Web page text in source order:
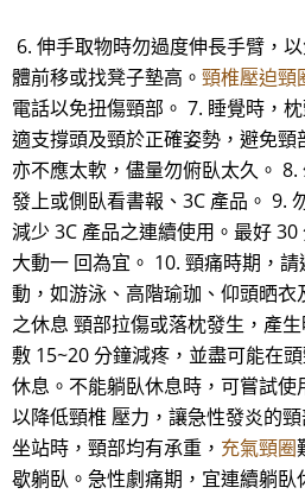
6. 伸手取物時勿過度伸長手臂，
體前移或找凳子墊高。 頸椎壓迫頸
電話以免扭傷頸部。 7. 睡覺時，
適支撐頭及頸於正確姿勢，避免
亦不應太軟，儘量勿俯臥太久。
發上或側臥看書報、3C 產品。 9.
減少 3C 產品之連續使用。最好
大動一 回為宜。 10. 頸痛時期，
動，如游泳、高階瑜珈、仰頭晒衣
之休息 頸部拉傷或落枕發生，產
敷 15~20 分鐘減疼，並盡可能在
休息。不能躺臥休息時，可嘗試
以降低頸椎 壓力，讓急性發炎的
坐站時，頸部均有承重， 充氣頸圈
歇躺臥。急性劇痛期，宜連續躺